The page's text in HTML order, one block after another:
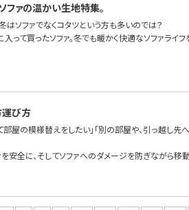
ファの温かい生地特集。
はソファでなくコタツという方も多いのでは？
入って買ったソファ。冬でも暖かく快適なソファラ
運び方
部屋の模様替えをしたい」「別の部屋や、引っ越し
安全に、そしてソファへのダメージを防ぎながら